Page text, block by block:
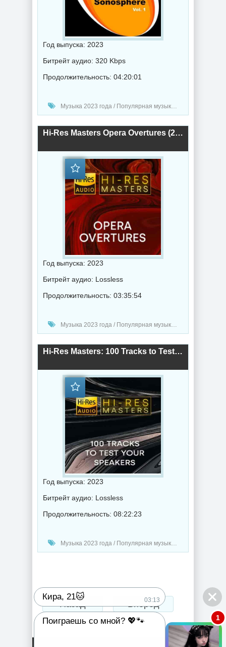
Год выпуска: 2023
Битрейт аудио: 320 Kbps
Продолжительность: 04:20:01
Музыка 2023 года / Популярная музыка / Классическая музыка / Музыка VA
Hi-Res Masters Opera Overtures (2023) торрент
Год выпуска: 2023
Битрейт аудио: Lossless
Продолжительность: 03:35:54
Музыка 2023 года / Популярная музыка / Классическая музыка / Музыка VA
Hi-Res Masters: 100 Tracks to Test your Speakers (2023) торрент
Год выпуска: 2023
Битрейт аудио: Lossless
Продолжительность: 08:22:23
Музыка 2023 года / Популярная музыка / Рок - альтернативная музыка / Классическая музыка / Поп музыка / Танцевальная музыка / Сборник музыка / RnB music
Назад Вперед
Кира, 21🐱 03:13
Поиграешь со мной? 💖🐾 1